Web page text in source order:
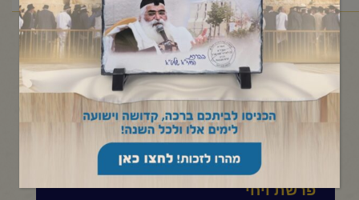
תפריט קטגוריות
פרשת ויחי
העלון השבועי מישיבת "קול רינה- רב
פעלים" |טבת תשפ"ו להדפסה והורדה
פרשת ויחי